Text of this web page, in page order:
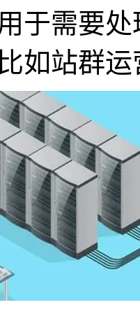
于需要
如站群运